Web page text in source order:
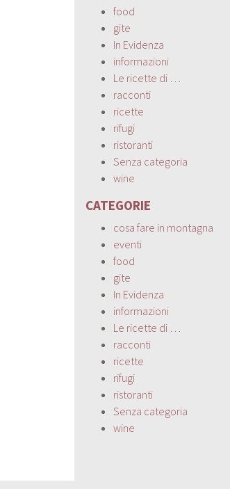
food
gite
In Evidenza
informazioni
Le ricette di …
racconti
ricette
rifugi
ristoranti
Senza categoria
wine
CATEGORIE
cosa fare in montagna
eventi
food
gite
In Evidenza
informazioni
Le ricette di …
racconti
ricette
rifugi
ristoranti
Senza categoria
wine